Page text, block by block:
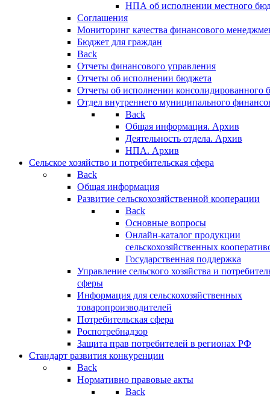
НПА об исполнении местного
Соглашения
Мониторинг качества финансового
Бюджет для граждан
Back
Отчеты финансового управления
Отчеты об исполнении бюджета
Отчеты об исполнении консолидированного
Отдел внутреннего муниципального
Back
Общая информация. Архив
Деятельность отдела. Архив
НПА. Архив
Сельское хозяйство и потребительская сфера
Back
Общая информация
Развитие сельскохозяйственной кооперации
Back
Основные вопросы
Онлайн-каталог продукции
сельскохозяйственных
Государственная поддержка
Управление сельского хозяйства и
сферы
Информация для сельскохозяйственных
товаропроизводителей
Потребительская сфера
Роспотребнадзор
Защита прав потребителей в регионах РФ
Стандарт развития конкуренции
Back
Нормативно правовые акты
Back